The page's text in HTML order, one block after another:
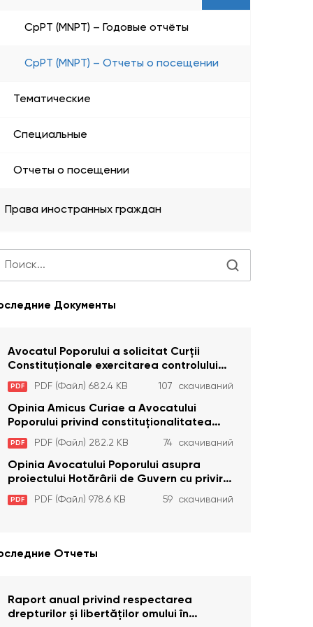
CpPT (MNPT) – Годовые отчёты
CpPT (MNPT) – Отчеты о посещении
Тематические
Специальные
Отчеты о посещении
Права иностранных граждан
Документы
Avocatul Poporului a solicitat Curţii
Constituţionale exercitarea controlului
constituţionalităţii unor prevederi cu
privire la plata alocației sociale de stat
persoanelor cu dizabilitați care sunt
private de liberate
PDF PDF (Файл) 682.4 KB 107 скачиваний
Opinia Amicus Curiae a Avocatului
Poporului privind constituționalitatea
unor prevederi care interzic angajarea în
organizațiile de pază particulară a
persoanelor condamnate pentru
comiterea cu intenție a unor infracțiuni a
fost luată în considerare de Curtea
Constituțională
PDF PDF (Файл) 282.2 KB 74 скачиваний
Opinia Avocatului Poporului asupra
proiectului Hotărârii de Guvern cu privire
la aprobarea proiectului de lege privind
activitatea sanitară veterinarăa
PDF PDF (Файл) 978.6 KB 59 скачиваний
Отчеты
Raport anual privind respectarea
drepturilor și libertăților omului în